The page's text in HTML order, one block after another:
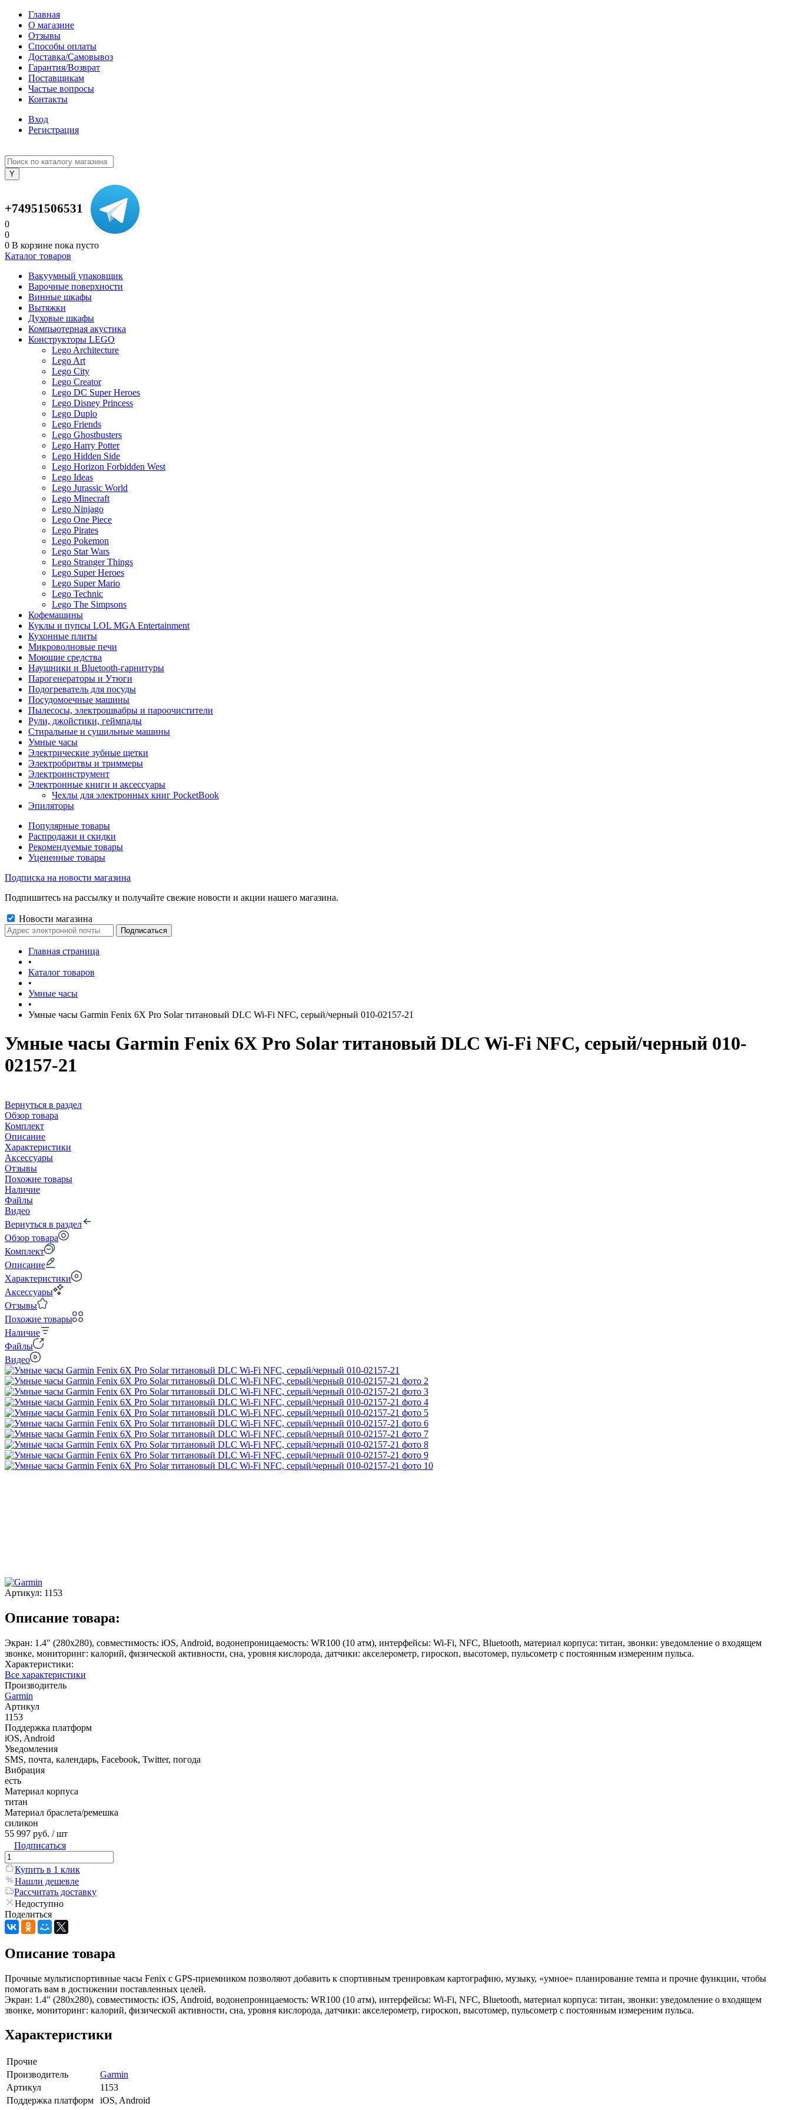
Главная
О магазине
Отзывы
Способы оплаты
Доставка/Самовывоз
Гарантия/Возврат
Поставщикам
Частые вопросы
Контакты
Вход
Регистрация
+74951506531
0
0
0 В корзине пока пусто
Каталог товаров
Вакуумный упаковщик
Варочные поверхности
Винные шкафы
Вытяжки
Духовые шкафы
Компьютерная акустика
Конструкторы LEGO
Lego Architecture
Lego Art
Lego City
Lego Creator
Lego DC Super Heroes
Lego Disney Princess
Lego Duplo
Lego Friends
Lego Ghostbusters
Lego Harry Potter
Lego Hidden Side
Lego Horizon Forbidden West
Lego Ideas
Lego Jurassic World
Lego Minecraft
Lego Ninjago
Lego One Piece
Lego Pirates
Lego Pokemon
Lego Star Wars
Lego Stranger Things
Lego Super Heroes
Lego Super Mario
Lego Technic
Lego The Simpsons
Кофемашины
Куклы и пупсы LOL MGA Entertainment
Кухонные плиты
Микроволновые печи
Моющие средства
Наушники и Bluetooth-гарнитуры
Парогенераторы и Утюги
Подогреватель для посуды
Посудомоечные машины
Пылесосы, электрошвабры и пароочистители
Рули, джойстики, геймпады
Стиральные и сушильные машины
Умные часы
Электрические зубные щетки
Электробритвы и триммеры
Электроинструмент
Электронные книги и аксессуары
Чехлы для электронных книг PocketBook
Эпиляторы
Популярные товары
Распродажи и скидки
Рекомендуемые товары
Уцененные товары
Подписка на новости магазина
Подпишитесь на рассылку и получайте свежие новости и акции нашего магазина.
Новости магазина
Главная страница
•
Каталог товаров
•
Умные часы
•
Умные часы Garmin Fenix 6X Pro Solar титановый DLC Wi-Fi NFC, серый/черный 010-02157-21
Умные часы Garmin Fenix 6X Pro Solar титановый DLC Wi-Fi NFC, серый/черный 010-
02157-21
Вернуться в раздел
Обзор товара
Комплект
Описание
Характеристики
Аксессуары
Отзывы
Похожие товары
Наличие
Файлы
Видео
Вернуться в раздел
Обзор товара
Комплект
Описание
Характеристики
Аксессуары
Отзывы
Похожие товары
Наличие
Файлы
Видео
Артикул: 1153
Описание товара:
Экран: 1.4" (280x280), совместимость: iOS, Android, водонепроницаемость: WR100 (10 атм), интерфейсы: Wi-Fi, NFC, Bluetooth, материал корпуса: титан, звонки: уведомление о входящем
звонке, мониторинг: калорий, физической активности, сна, уровня кислорода, датчики: акселерометр, гироскоп, высотомер, пульсометр с постоянным измереним пульса.
Характеристики:
Все характеристики
Производитель
Garmin
Артикул
1153
Поддержка платформ
iOS, Android
Уведомления
SMS, почта, календарь, Facebook, Twitter, погода
Вибрация
есть
Материал корпуса
титан
Материал браслета/ремешка
силикон
55 997 руб. / шт
Подписаться
Купить в 1 клик
Нашли дешевле
Рассчитать доставку
Недоступно
Поделиться
Описание товара
Прочные мультиспортивные часы Fenix с GPS-приемником позволяют добавить к спортивным тренировкам картографию, музыку, «умное» планирование темпа и прочие функции, чтобы
помогать вам в достижении поставленных целей.
Экран: 1.4" (280x280), совместимость: iOS, Android, водонепроницаемость: WR100 (10 атм), интерфейсы: Wi-Fi, NFC, Bluetooth, материал корпуса: титан, звонки: уведомление о входящем
звонке, мониторинг: калорий, физической активности, сна, уровня кислорода, датчики: акселерометр, гироскоп, высотомер, пульсометр с постоянным измереним пульса.
Характеристики
Прочие
Производитель
Garmin
Артикул
1153
Поддержка платформ
iOS, Android